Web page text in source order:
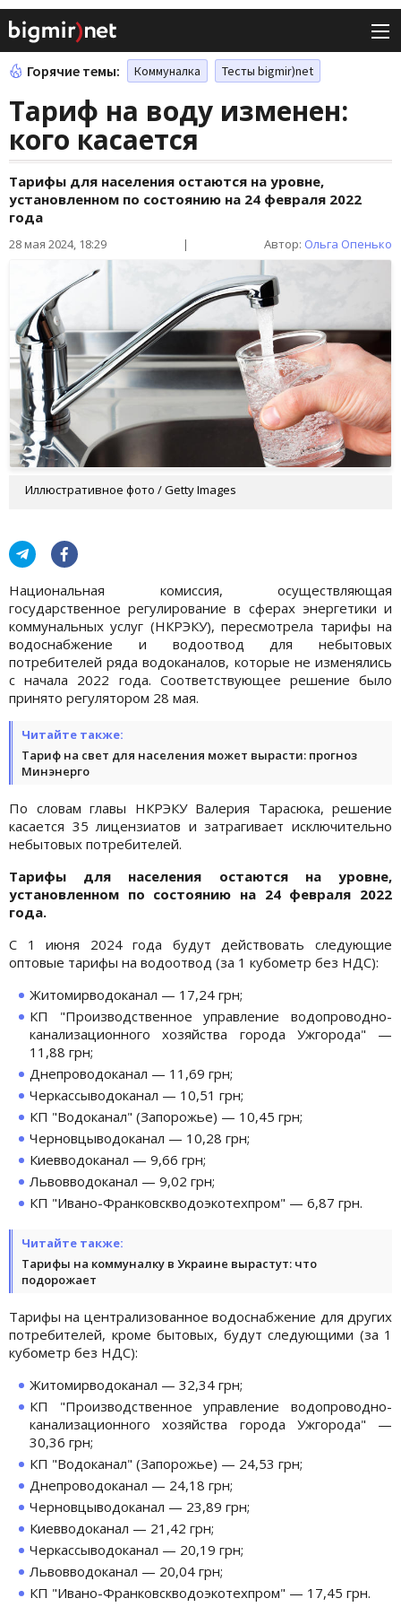
Горячие темы: Коммуналка Тесты bigmir)net
Тариф на воду изменен:
кого касается
Тарифы для населения остаются на уровне,
установленном по состоянию на 24 февраля 2022
года
28 мая 2024, 18:29 | Автор: Ольга Опенько
Иллюстративное фото / Getty Images
Национальная комиссия, осуществляющая
государственное регулирование в сферах энергетики и
коммунальных услуг (НКРЭКУ), пересмотрела тарифы на
водоснабжение и водоотвод для небытовых
потребителей ряда водоканалов, которые не изменялись
с начала 2022 года. Соответствующее решение было
принято регулятором 28 мая.
Читайте также:
Тариф на свет для населения может вырасти: прогноз
Минэнерго
По словам главы НКРЭКУ Валерия Тарасюка, решение
касается 35 лицензиатов и затрагивает исключительно
небытовых потребителей.
Тарифы для населения остаются на уровне,
установленном по состоянию на 24 февраля 2022
года.
С 1 июня 2024 года будут действовать следующие
оптовые тарифы на водоотвод (за 1 кубометр без НДС):
Житомирводоканал — 17,24 грн;
КП "Производственное управление водопроводно-
канализационного хозяйства города Ужгорода" —
11,88 грн;
Днепроводоканал — 11,69 грн;
Черкассыводоканал — 10,51 грн;
КП "Водоканал" (Запорожье) — 10,45 грн;
Черновцыводоканал — 10,28 грн;
Киевводоканал — 9,66 грн;
Львовводоканал — 9,02 грн;
КП "Ивано-Франковскводоэкотехпром" — 6,87 грн.
Читайте также:
Тарифы на коммуналку в Украине вырастут: что
подорожает
Тарифы на централизованное водоснабжение для других
потребителей, кроме бытовых, будут следующими (за 1
кубометр без НДС):
Житомирводоканал — 32,34 грн;
КП "Производственное управление водопроводно-
канализационного хозяйства города Ужгорода" —
30,36 грн;
КП "Водоканал" (Запорожье) — 24,53 грн;
Днепроводоканал — 24,18 грн;
Черновцыводоканал — 23,89 грн;
Киевводоканал — 21,42 грн;
Черкассыводоканал — 20,19 грн;
Львовводоканал — 20,04 грн;
КП "Ивано-Франковскводоэкотехпром" — 17,45 грн.